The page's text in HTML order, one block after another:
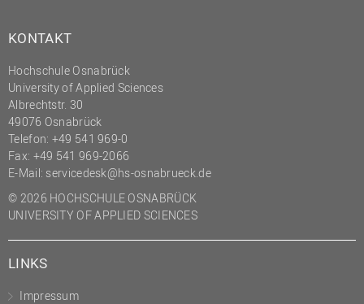
KONTAKT
Hochschule Osnabrück
University of Applied Sciences
Albrechtstr. 30
49076 Osnabrück
Telefon: +49 541 969-0
Fax: +49 541 969-2066
E-Mail: servicedesk@hs-osnabrueck.de
© 2026 HOCHSCHULE OSNABRÜCK
UNIVERSITY OF APPLIED SCIENCES
LINKS
Impressum